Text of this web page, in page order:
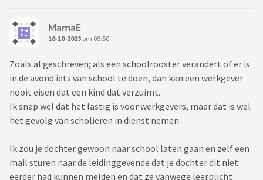
MamaE
16-10-2023 om 09:50
Zoals al geschreven; als een schoolrooster verandert of er is
in de avond iets van school te doen, dan kan een werkgever
nooit eisen dat een kind dat verzuimt.
Ik snap wel dat het lastig is voor werkgevers, maar dat is wel
het gevolg van scholieren in dienst nemen.
Ik zou je dochter gewoon naar school laten gaan en zelf een
mail sturen naar de leidinggevende dat je dochter dit niet
eerder had kunnen melden en dat ze vanwege leerplicht